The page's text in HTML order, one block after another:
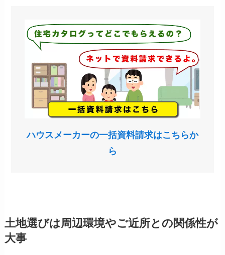
ハウスメーカーの一括資料請求はこちらか
ら
土地選びは周辺環境やご近所との関係性が
大事